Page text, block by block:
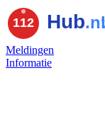
Meldingen
Informatie